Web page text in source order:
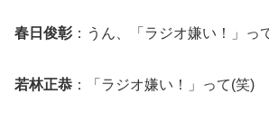
春日俊彰 ：うん、「ラジオ嫌い！」っ
若林正恭 ：「ラジオ嫌い！」って(笑)